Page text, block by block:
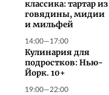
классика: тартар из
говядины, мидии
и мильфей
14:00—17:00
Кулинария для
подростков: Нью-
Йорк. 10+
19:00—22:00